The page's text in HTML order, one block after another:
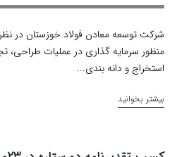
شرکت توسعه معادن فولاد خوزستان در
منظور سرمایه گذاری در عملیات طراحی،
استخراج و دانه بندی...
بیشتر بخوانید